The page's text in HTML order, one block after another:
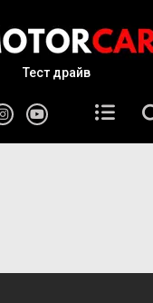
Тест драйв